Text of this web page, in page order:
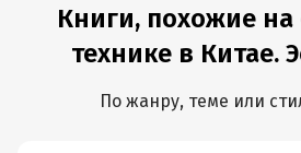
Книги, похожие
технике в Китае.
По жанру, теме или